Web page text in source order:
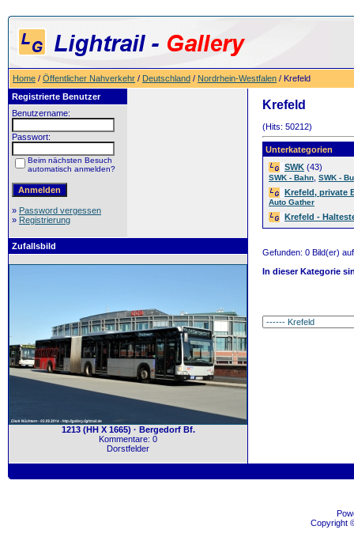
Home / Öffentlicher Nahverkehr / Deutschland / Nordrhein-Westfalen / Krefeld
Registrierte Benutzer
Benutzername:
Passwort:
Beim nächsten Besuch
automatisch anmelden?
» Password vergessen
» Registrierung
Zufallsbild
1213 (HH X 1665) · Bergedorf Bf.
Kommentare: 0
Dorstfelder
Krefeld
(Hits: 50212)
Unterkategorien
SWK (43)
SWK - Bahn SWK -
Krefeld, private
Auto Gather
Krefeld -
Gefunden: 0 Bild(er)
In dieser Kategorie
Copyright